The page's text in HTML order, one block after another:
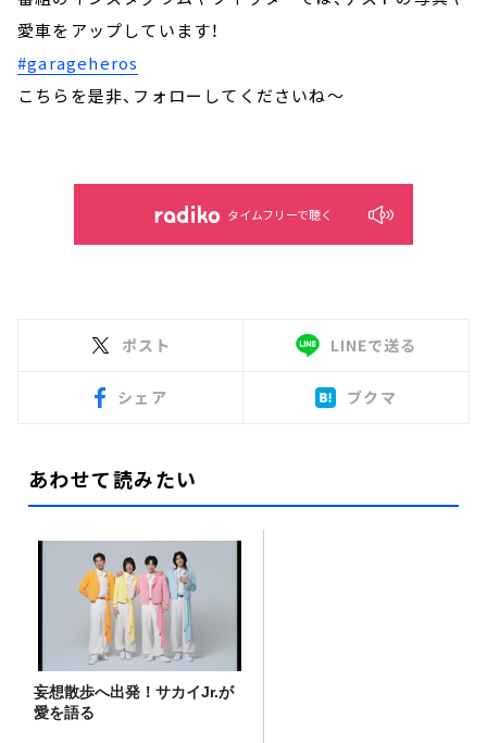
愛車をアップしています！
#garageheros
こちらを是非、フォローしてくださいね～
タイムフリーで聴く
ポスト LINEで送る
シェア ブクマ
あわせて読みたい
妄想散歩へ出発！サカイJr.が
愛を語る